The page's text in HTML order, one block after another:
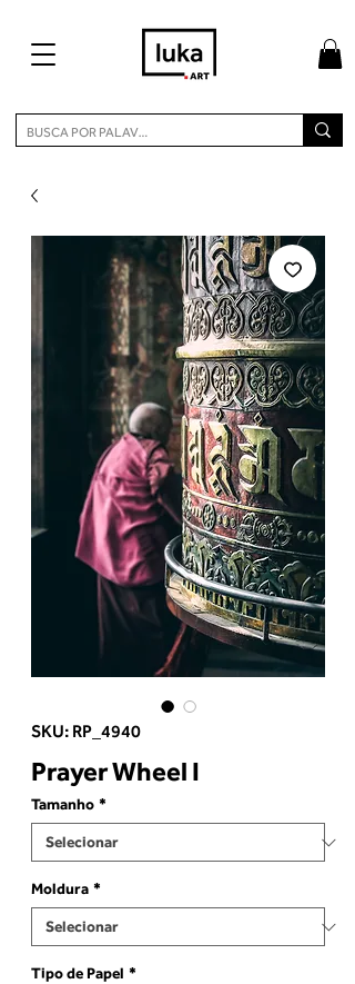
SKU: RP_4940
Prayer Wheel I
Tamanho *
Moldura *
Tipo de Papel *